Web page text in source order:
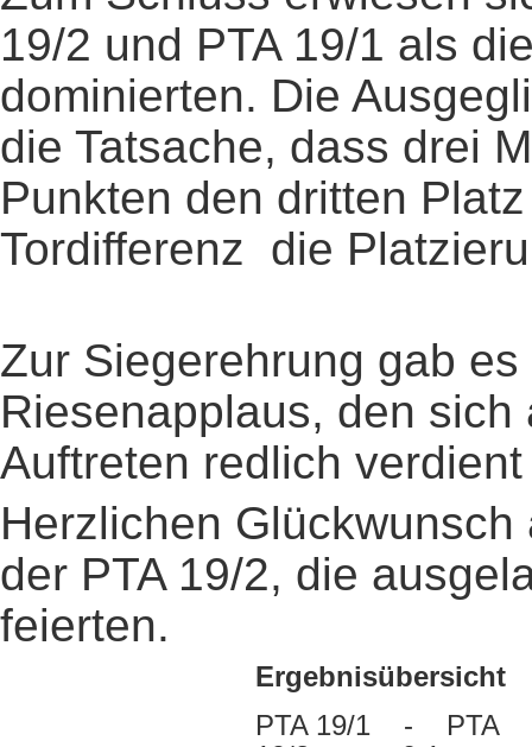
19/2 und PTA 19/1 als
dominierten. Die
die Tatsache, dass drei
Punkten den dritten
Tordifferenz die
Zur Siegerehrung gab
Riesenapplaus, den
Auftreten redlich
Herzlichen
der PTA 19/2, die
feierten.
Ergebnisübersicht
PTA 19/1 - PTA